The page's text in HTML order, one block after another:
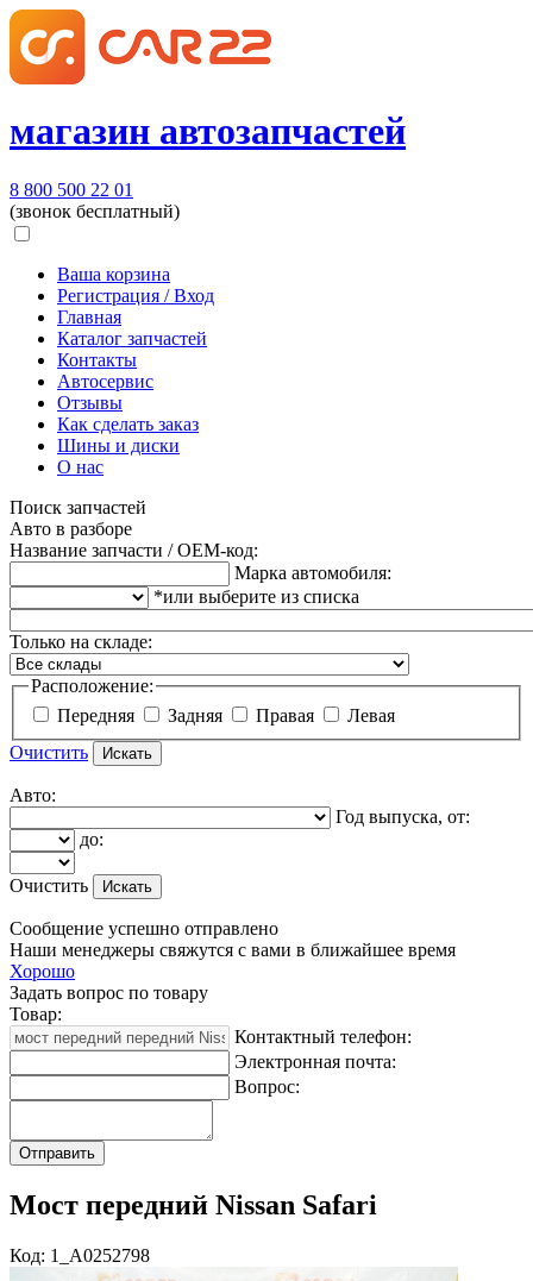
магазин автозапчастей
8 800 500 22 01
(звонок бесплатный)
Ваша корзина
Регистрация / Вход
Главная
Каталог запчастей
Контакты
Автосервис
Отзывы
Как сделать заказ
Шины и диски
О нас
Поиск запчастей
Авто в разборе
Название запчасти / OEM-код:
Марка автомобиля:
*или выберите из списка
Только на складе:
Расположение:
Передняя
Задняя Правая
Левая
Очистить
Авто:
Год выпуска, от:
до:
Очистить
Сообщение успешно отправлено
Наши менеджеры свяжутся с вами в ближайшее время
Хорошо
Задать вопрос по товару
Товар:
Контактный телефон:
Электронная почта:
Вопрос:
Мост передний Nissan Safari
Код: 1_A0252798